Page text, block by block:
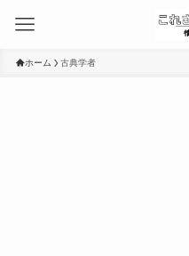
ホーム 古典学者